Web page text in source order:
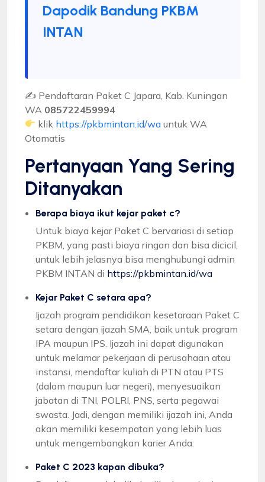
Dapodik Bandung PKBM
INTAN
✍ Pendaftaran Paket C Japara, Kab. Kuningan
WA 085722459994
klik https://pkbmintan.id/wa untuk WA
Otomatis
Pertanyaan Yang Sering
Ditanyakan
Berapa biaya ikut kejar paket c?
Untuk biaya kejar Paket C bervariasi di setiap
PKBM, yang pasti biaya ringan dan bisa dicicil,
untuk lebih jelasnya bisa menghubungi admin
PKBM INTAN di https://pkbmintan.id/wa
Kejar Paket C setara apa?
Ijazah program pendidikan kesetaraan Paket C
setara dengan ijazah SMA, baik untuk program
IPA maupun IPS. Ijazah ini dapat digunakan
untuk melamar pekerjaan di perusahaan atau
instansi, mendaftar kuliah di PTN atau PTS
(dalam maupun luar negeri), menyesuaikan
jabatan di TNI, POLRI, PNS, serta pegawai
swasta. Jadi, dengan memiliki ijazah ini, Anda
akan memiliki kesempatan yang lebih luas
untuk mengembangkan karier Anda.
Paket C 2023 kapan dibuka?